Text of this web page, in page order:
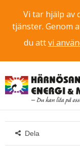
Vi tar hjälp av
tjänster. Genom
du attvi
Dela